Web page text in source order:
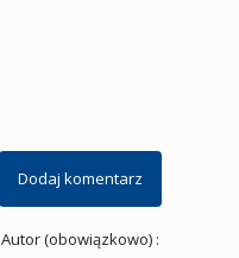
Dodaj komentarz
Autor (obowiązkowo) :